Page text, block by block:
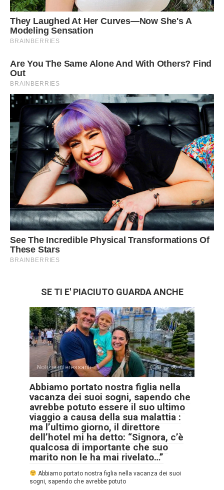
SE TI E' PIACIUTO GUARDA ANCHE
Notizie interessanti 0 4
Abbiamo portato nostra figlia nella
vacanza dei suoi sogni, sapendo che
avrebbe potuto essere il suo ultimo
viaggio a causa della sua malattia :
ma l’ultimo giorno, il direttore
dell’hotel mi ha detto: “Signora, c’è
qualcosa di importante che suo
marito non le ha mai rivelato…”
Abbiamo portato nostra figlia nella vacanza dei suoi
sogni, sapendo che avrebbe potuto